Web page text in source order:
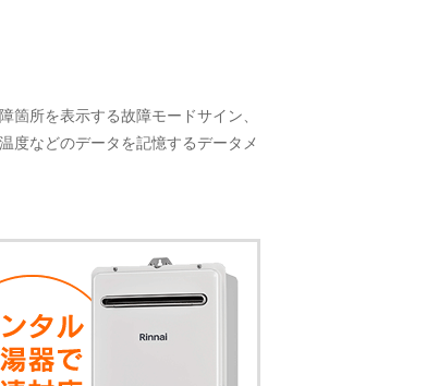
箇所を表示する故障モードサイン、
度などのデータを記憶するデータメ